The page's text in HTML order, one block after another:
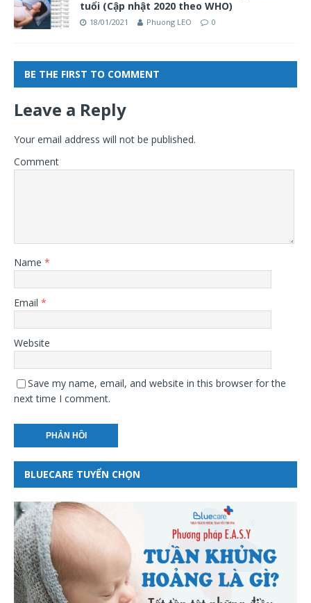
tuổi (Cập nhật 2020 theo WHO)
18/01/2021 Phuong LEO 0
BE THE FIRST TO COMMENT
Leave a Reply
Your email address will not be published.
Comment
Name *
Email *
Website
Save my name, email, and website in this browser for the
next time I comment.
BLUECARE TUYỂN CHỌN